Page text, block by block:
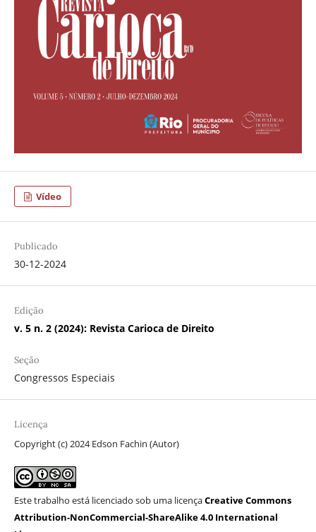
Vídeo
Publicado
30-12-2024
Edição
v. 5 n. 2 (2024): Revista Carioca de Direito
Seção
Congressos Especiais
Licença
Copyright (c) 2024 Edson Fachin (Autor)
Este trabalho está licenciado sob uma licençaCreative Commons
Attribution-NonCommercial-ShareAlike 4.0 International